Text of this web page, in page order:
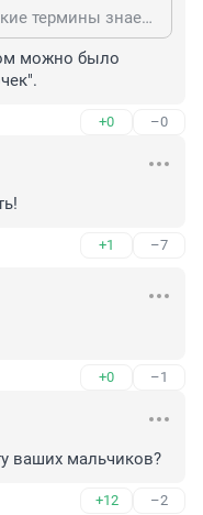
Slava_Rossii2, ты то откуда такие термины знаешь? школяр?
можно было
+0 –0
+1 –7
+0 –1
ваших мальчиков?
+12 –2